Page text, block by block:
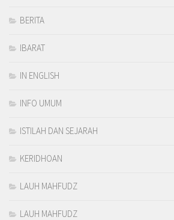
BERITA
IBARAT
IN ENGLISH
INFO UMUM
ISTILAH DAN SEJARAH
KERIDHOAN
LAUH MAHFUDZ
LAUH MAHFUDZ